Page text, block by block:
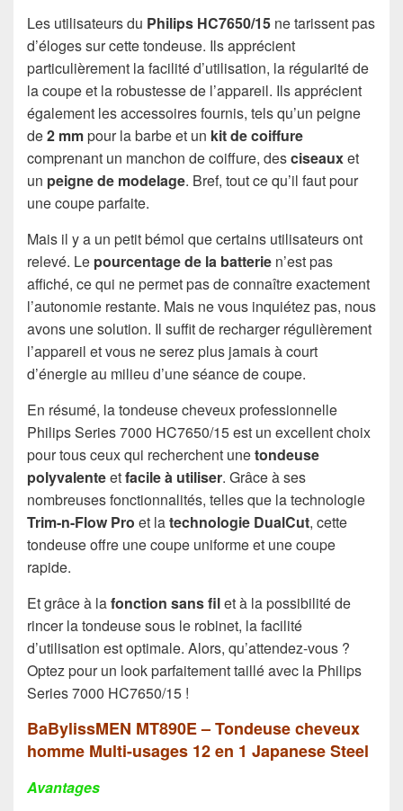
Les utilisateurs du Philips HC7650/15 ne tarissent pas
d’éloges sur cette tondeuse. Ils apprécient
particulièrement la facilité d’utilisation, la régularité de
la coupe et la robustesse de l’appareil. Ils apprécient
également les accessoires fournis, tels qu’un peigne
de2 mmpour la barbe et un kit de coiffure
comprenant un manchon de coiffure, desciseauxet
un peigne de modelage. Bref, tout ce qu’il faut pour
une coupe parfaite.
Mais il y a un petit bémol que certains utilisateurs ont
relevé. Le pourcentage de la batterie n’est pas
affiché, ce qui ne permet pas de connaître exactement
l’autonomie restante. Mais ne vous inquiétez pas, nous
avons une solution. Il suffit de recharger régulièrement
l’appareil et vous ne serez plus jamais à court
d’énergie au milieu d’une séance de coupe.
En résumé, la tondeuse cheveux professionnelle
Philips Series 7000 HC7650/15 est un excellent choix
pour tous ceux qui recherchent unetondeuse
polyvalenteetfacile à utiliser. Grâce à ses
nombreuses fonctionnalités, telles que la technologie
Trim-n-Flow Pro et latechnologie DualCut, cette
tondeuse offre une coupe uniforme et une coupe
rapide.
Et grâce à lafonction sans filet à la possibilité de
rincer la tondeuse sous le robinet, la facilité
d’utilisation est optimale. Alors, qu’attendez-vous ?
Optez pour un look parfaitement taillé avec la Philips
Series 7000 HC7650/15 !
BaBylissMEN MT890E – Tondeuse cheveux
homme Multi-usages 12 en 1 Japanese Steel
Avantages